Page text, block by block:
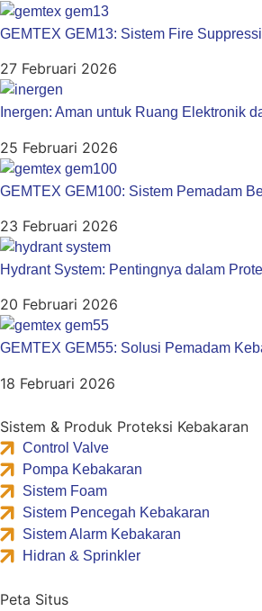
GEMTEX GEM13: Sistem Fire
27 Februari 2026
Inergen: Aman untuk Ruang Elektronik
25 Februari 2026
GEMTEX GEM100: Sistem Pemadam
23 Februari 2026
Hydrant System: Pentingnya dalam
20 Februari 2026
GEMTEX GEM55: Solusi Pemadam
18 Februari 2026
Sistem & Produk Proteksi Kebakaran
Control Valve
Pompa Kebakaran
Sistem Foam
Sistem Pencegah Kebakaran
Sistem Alarm Kebakaran
Hidran & Sprinkler
Peta Situs